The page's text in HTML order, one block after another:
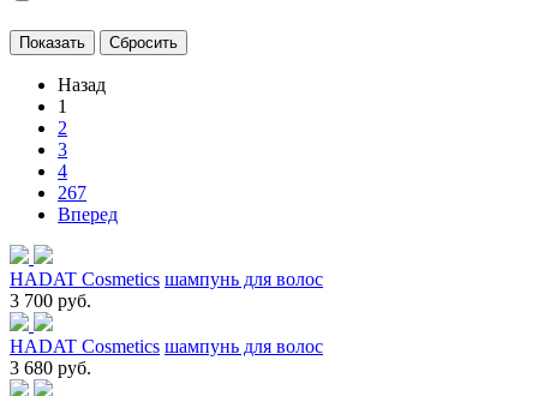
Назад
1
2
3
4
267
Вперед
HADAT Cosmetics шампунь для волос
3 700 руб.
HADAT Cosmetics шампунь для волос
3 680 руб.